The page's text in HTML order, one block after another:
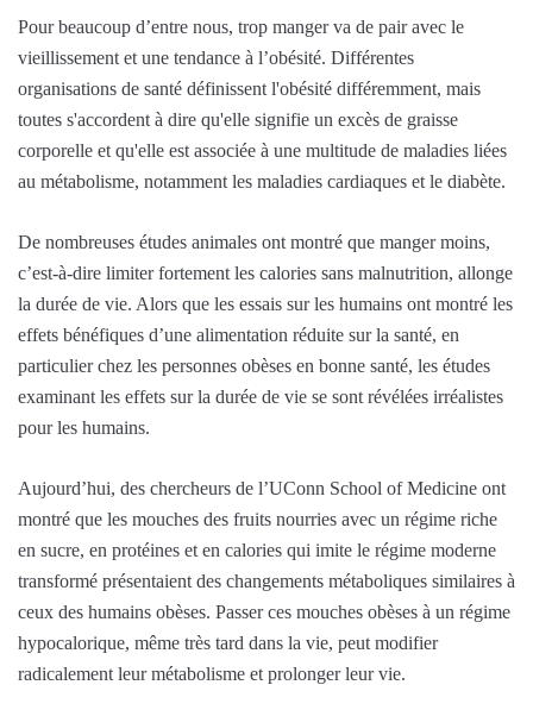
Pour beaucoup d’entre nous, trop manger va de pair avec le
vieillissement et une tendance à l’obésité. Différentes
organisations de santé définissent l'obésité différemment, mais
toutes s'accordent à dire qu'elle signifie un excès de graisse
corporelle et qu'elle est associée à une multitude de maladies liées
au métabolisme, notamment les maladies cardiaques et le diabète.
De nombreuses études animales ont montré que manger moins,
c’est-à-dire limiter fortement les calories sans malnutrition, allonge
la durée de vie. Alors que les essais sur les humains ont montré les
effets bénéfiques d’une alimentation réduite sur la santé, en
particulier chez les personnes obèses en bonne santé, les études
examinant les effets sur la durée de vie se sont révélées irréalistes
pour les humains.
Aujourd’hui, des chercheurs de l’UConn School of Medicine ont
montré que les mouches des fruits nourries avec un régime riche
en sucre, en protéines et en calories qui imite le régime moderne
transformé présentaient des changements métaboliques similaires à
ceux des humains obèses. Passer ces mouches obèses à un régime
hypocalorique, même très tard dans la vie, peut modifier
radicalement leur métabolisme et prolonger leur vie.